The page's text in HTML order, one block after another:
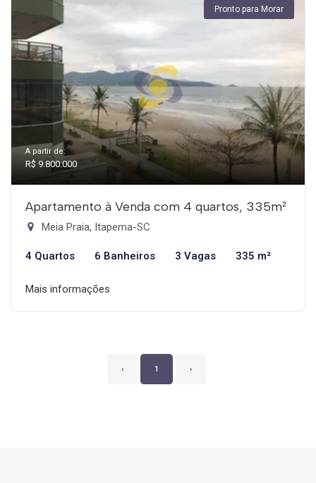
Pronto para Morar
A partir de:
R$ 9.800.000
Apartamento à Venda com 4 quartos, 335m²
Meia Praia, Itapema-SC
4 Quartos 6 Banheiros 3 Vagas 335 m²
Mais informações
‹ 1 ›